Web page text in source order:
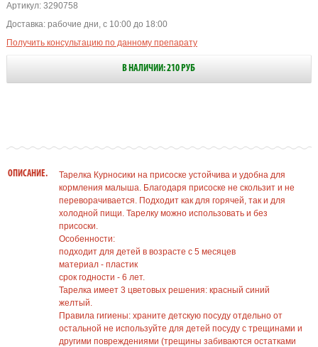
Артикул:3290758
Доставка: рабочие дни, с 10:00 до 18:00
Получить консультацию по данному препарату
В НАЛИЧИИ: 210 РУБ
ОПИСАНИЕ.
Тарелка Курносики на присоске устойчива и удобна для
кормления малыша. Благодаря присоске не скользит и не
переворачивается. Подходит как для горячей, так и для
холодной пищи. Тарелку можно использовать и без
присоски.
Особенности:
подходит для детей в возрасте с 5 месяцев
материал - пластик
срок годности - 6 лет.
Тарелка имеет 3 цветовых решения: красный синий
желтый.
Правила гигиены: храните детскую посуду отдельно от
остальной не используйте для детей посуду с трещинами и
другими повреждениями (трещины забиваются остатками